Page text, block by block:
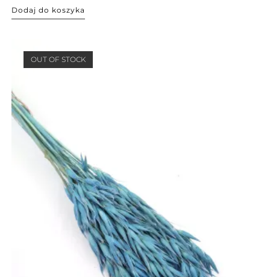
Dodaj do koszyka
OUT OF STOCK